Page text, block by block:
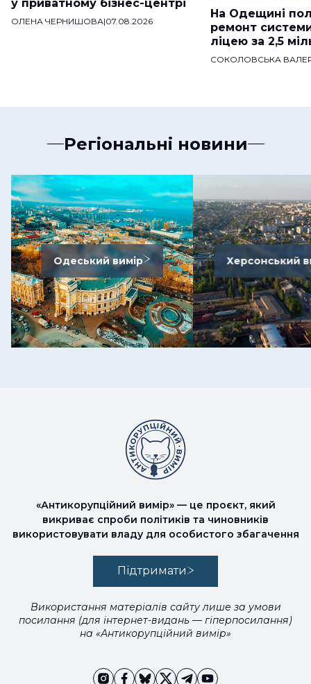
у приватному бізнес-центрі
ОЛЕНА ЧЕРНИШОВА|07.08.2026
На Одещині
ремонт
ліцею за 2,5
СОКОЛОВСЬКА
Регіональні новини
Одеський вимір Херсонський
«Антикорупційний вимір» — це проєкт, який
викриває спроби політиків та чиновників
використовувати владу для особистого збагачення
Підтримати
Використання матеріалів сайту лише за умови
посилання (для інтернет-видань — гіперпосилання)
на «Антикорупційний вимір»